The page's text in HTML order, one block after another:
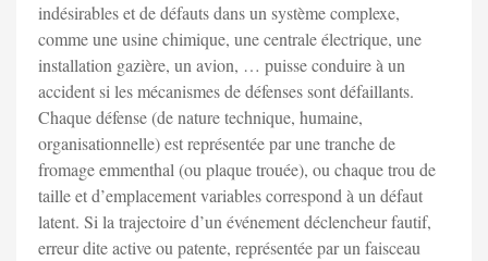
indésirables et de défauts dans un système complexe,
comme une usine chimique, une centrale électrique, une
installation gazière, un avion, … puisse conduire à un
accident si les mécanismes de défenses sont défaillants.
Chaque défense (de nature technique, humaine,
organisationnelle) est représentée par une tranche de
fromage emmenthal (ou plaque trouée), ou chaque trou de
taille et d’emplacement variables correspond à un défaut
latent. Si la trajectoire d’un événement déclencheur fautif,
erreur dite active ou patente, représentée par un faisceau